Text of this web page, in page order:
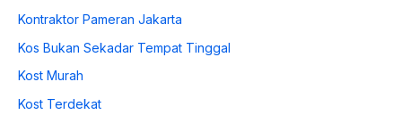
Kontraktor Pameran Jakarta
Kos Bukan Sekadar Tempat Tinggal
Kost Murah
Kost Terdekat